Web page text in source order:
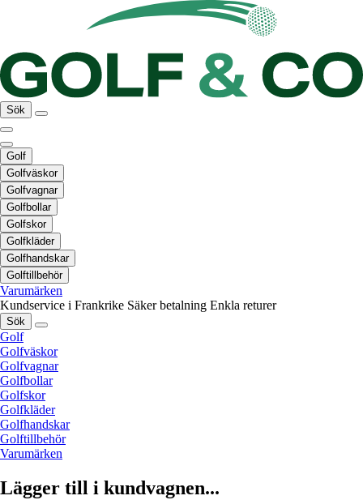
Sök
Golf
Golfväskor
Golfvagnar
Golfbollar
Golfskor
Golfkläder
Golfhandskar
Golftillbehör
Varumärken
Kundservice i Frankrike Säker betalning Enkla returer
Sök
Golf
Golfväskor
Golfvagnar
Golfbollar
Golfskor
Golfkläder
Golfhandskar
Golftillbehör
Varumärken
Lägger till i kundvagnen...